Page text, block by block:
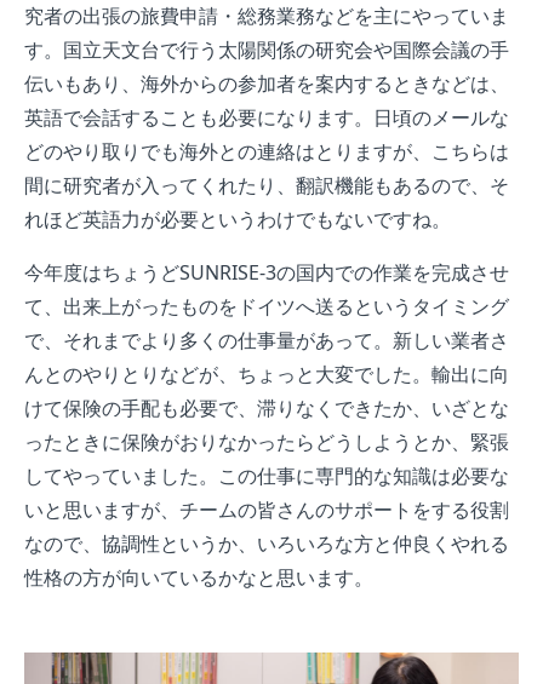
究者の出張の旅費申請・総務業務などを主にやっていま
す。国立天文台で行う太陽関係の研究会や国際会議の手
伝いもあり、海外からの参加者を案内するときなどは、
英語で会話することも必要になります。日頃のメールな
どのやり取りでも海外との連絡はとりますが、こちらは
間に研究者が入ってくれたり、翻訳機能もあるので、そ
れほど英語力が必要というわけでもないですね。
今年度はちょうどSUNRISE-3の国内での作業を完成させ
て、出来上がったものをドイツへ送るというタイミング
で、それまでより多くの仕事量があって。新しい業者さ
んとのやりとりなどが、ちょっと大変でした。輸出に向
けて保険の手配も必要で、滞りなくできたか、いざとな
ったときに保険がおりなかったらどうしようとか、緊張
してやっていました。この仕事に専門的な知識は必要な
いと思いますが、チームの皆さんのサポートをする役割
なので、協調性というか、いろいろな方と仲良くやれる
性格の方が向いているかなと思います。